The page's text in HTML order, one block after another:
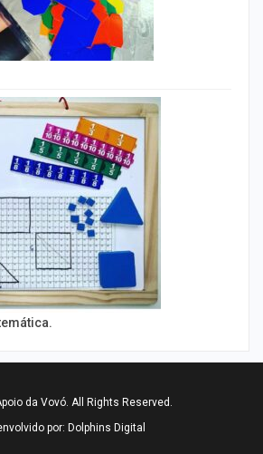
da Vovó. All Rights Reserved.
por: Dolphins Digital